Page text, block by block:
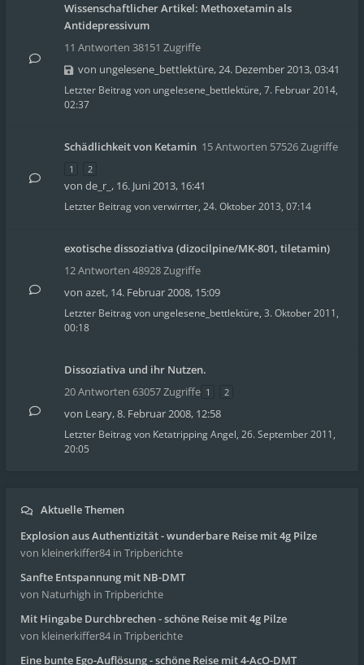
Wissenschaftlicher Artikel: Methoxetamin als
Antidepressivum
11 Antworten 38151 Zugriffe
von ungelesene_bettlektüre,24. Dezember 2013, 03:41
Letzter Beitrag von ungelesene_bettlektüre, 7. Februar 2014,
02:37
Schädlichkeit von Ketamin 15 Antworten 57526 Zugriffe
1 2
von de_r_ , 16. Juni 2013, 16:41
Letzter Beitrag vonverwirrter, 24. Oktober 2013, 07:14
exotische dissoziativa (dizocilpine/MK-801, tiletamin)
12 Antworten 48928 Zugriffe
von azet, 14. Februar 2008, 15:09
Letzter Beitrag von ungelesene_bettlektüre, 3. Oktober 2011,
00:18
Dissoziativa und ihr Nutzen.
20 Antworten 63057 Zugriffe 1 2
von Leary,8. Februar 2008, 12:58
Letzter Beitrag von Ketatripping Angel, 26. September 2011,
20:05
Aktuelle Themen
Explosion aus Authentizität - wunderbare Reise mit 4g Pilze
von kleinerkiffer84 in Tripberichte
Sanfte Entspannung mit NB-DMT
von Naturhigh in Tripberichte
Mit Hingabe Durchbrechen - schöne Reise mit 4g Pilze
von kleinerkiffer84 in Tripberichte
Eine bunte Ego-Auflösung - schöne Reise mit 4-AcO-DMT